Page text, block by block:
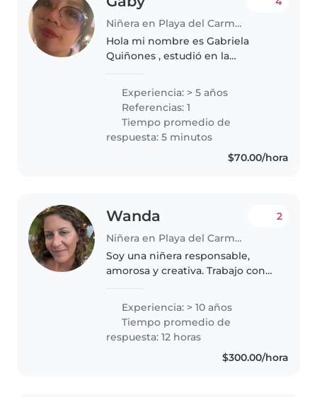
Niñera en Playa del Carmen
Hola mi nombre es Gabriela
Quiñones , estudió en la
Nacional , en la licenciatura de
psicología educativa . Me gusta
convivir , ayudar , enseñar y
aprender con..
Experiencia: > 5 años
Referencias: 1
Tiempo promedio de
respuesta: 5 minutos
$70.00/hora
Wanda
Niñera en Playa del Carmen
2
Soy una niñera responsable,
amorosa y creativa. Trabajo con
y hablo inglés y español fluido.
Contar historias, cantar, bailar,
actuar y disfrutar de..
Experiencia: > 10 años
Tiempo promedio de
respuesta: 12 horas
$300.00/hora